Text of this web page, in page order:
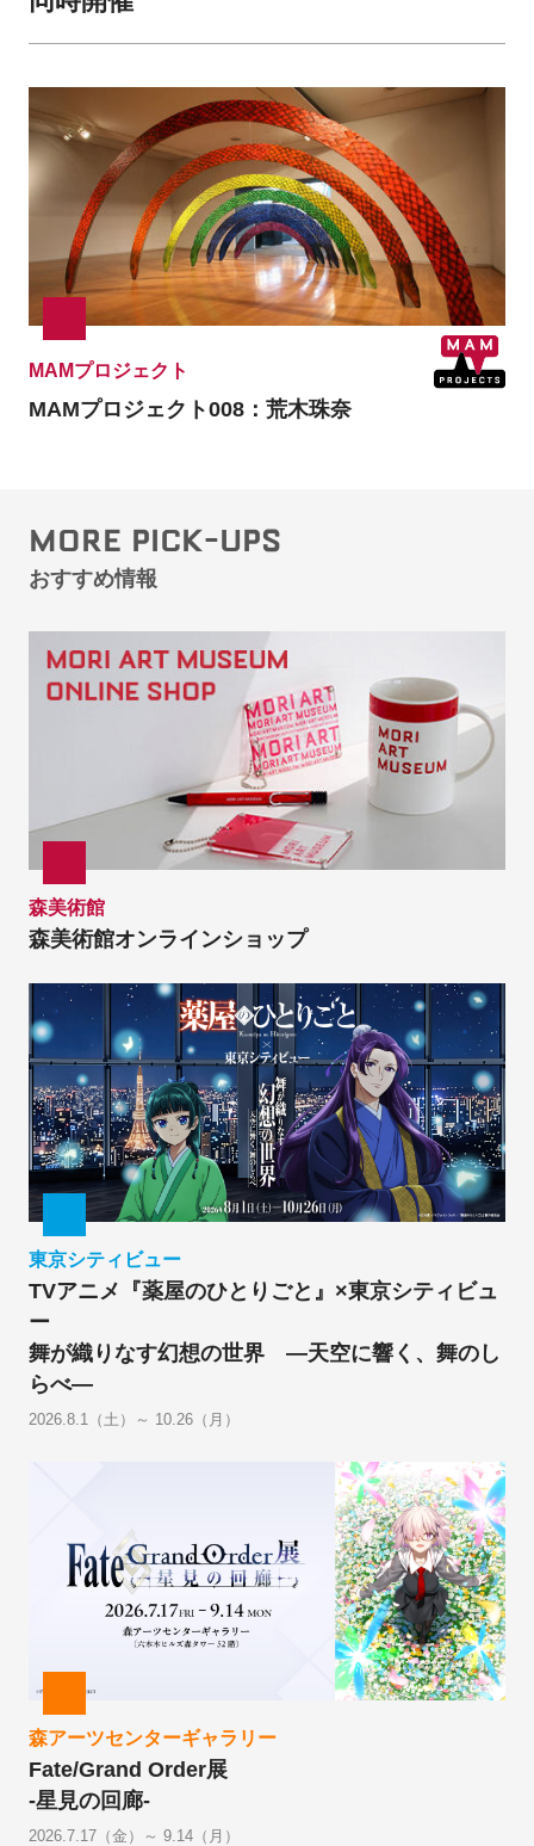
MAMプロジェクト
MAMプロジェクト008：荒木珠奈
MORE PICK-UPS
おすすめ情報
森美術館
森美術館オンラインショップ
東京シティビュー
TVアニメ『薬屋のひとりごと』×東京シティビュ
ー
舞が織りなす幻想の世界 ―天空に響く、舞のし
らべ―
2026.8.1（土）～ 10.26（月）
森アーツセンターギャラリー
Fate/Grand Order展
-星見の回廊-
2026.7.17（金）～ 9.14（月）